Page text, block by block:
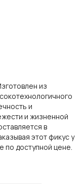
из
и
и жизненной
в
этот фикус у
по доступной цене.